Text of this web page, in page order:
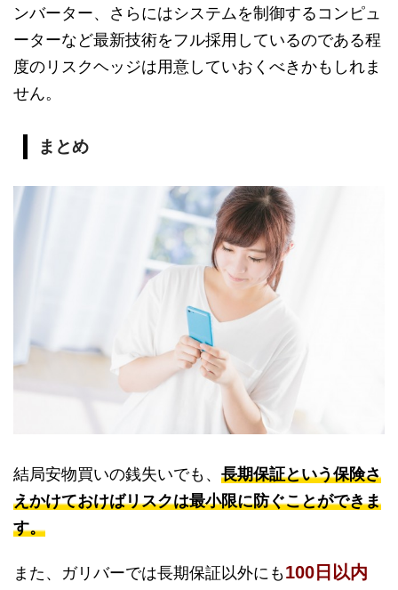
ンバーター、さらにはシステムを制御するコンピュ
ーターなど最新技術をフル採用しているのである程
度のリスクヘッジは用意していおくべきかもしれま
せん。
まとめ
結局安物買いの銭失いでも、 長期保証という保険さ
えかけておけばリスクは最小限に防ぐことができま
す。
また、ガリバーでは長期保証以外にも100日以内